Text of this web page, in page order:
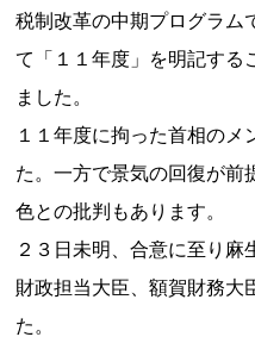
税制改革の中期プログラム
て「１１年度」を明記する
ました。
１１年度に拘った首相のメ
た。一方で景気の回復が前
色との批判もあります。
２３日未明、合意に至り麻
財政担当大臣、額賀財務大
た。